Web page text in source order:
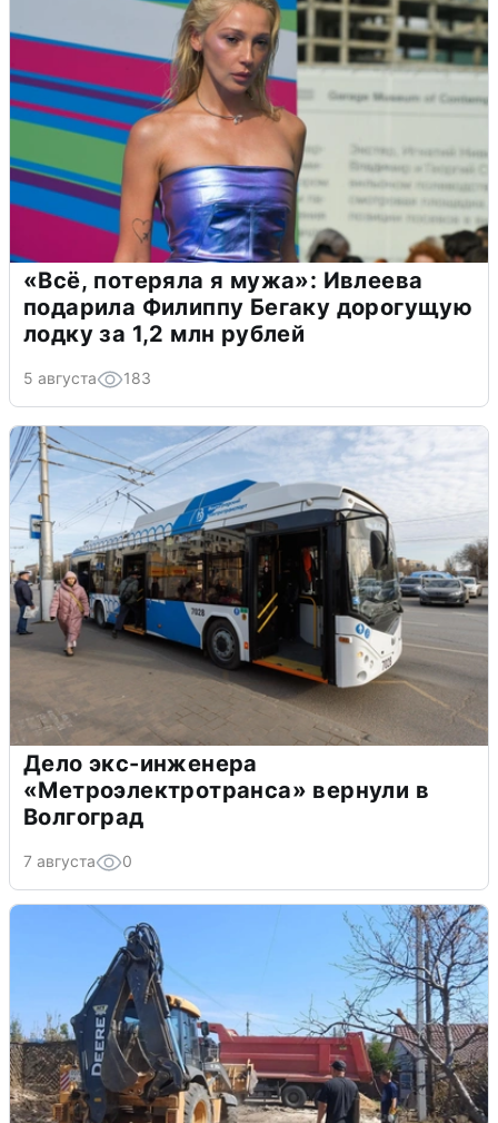
«Всё, потеряла я мужа»: Ивлеева
подарила Филиппу Бегаку дорогущую
лодку за 1,2 млн рублей
5 августа 183
Дело экс-инженера
«Метроэлектротранса» вернули в
Волгоград
7 августа 0